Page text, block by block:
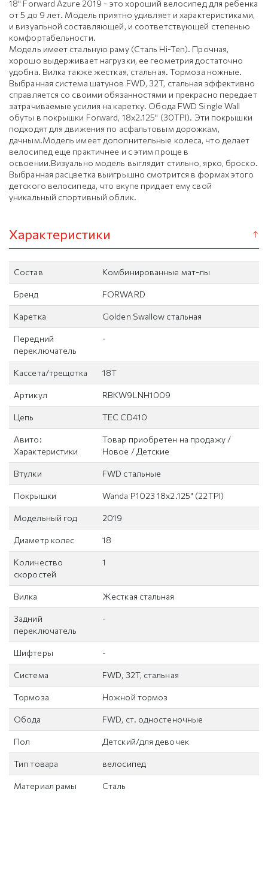
18" Forward Azure 2019 - это хороший велосипед для ребенка
от 5 до 9 лет. Модель приятно удивляет и характеристиками,
и визуальной составляющей, и соответствующей степенью
комфортабельности.
Модель имеет стальную раму (Сталь Hi-Ten). Прочная,
хорошо выдерживает нагрузки, ее геометрия достаточно
удобна. Вилка также жесткая, стальная. Тормоза ножные.
Выбранная система шатунов FWD, 32T, стальная эффективно
справляется со своими обязанностями и прекрасно передает
затрачиваемые усилия на каретку. Обода FWD Single Wall
обуты в покрышки Forward, 18x2.125" (30TPI). Эти покрышки
подходят для движения по асфальтовым дорожкам,
дачным.Модель имеет дополнительные колеса, что делает
велосипед еще практичнее и с этим проще в
освоении.Визуально модель выглядит стильно, ярко, броско.
Выбранная расцветка выигрышно смотрится в формах этого
детского велосипеда, что вкупе придает ему свой
уникальный спортивный облик.
Характеристики
Состав Комбинированные мат-лы
Бренд FORWARD
Каретка Golden Swallow стальная
Передний
переключатель
-
Кассета/трещотка 18T
Артикул RBKW9LNH1009
Цепь TEC CD410
Авито:
Характеристики
Товар приобретен на продажу /
Новое / Детские
Втулки FWD стальные
Покрышки Wanda P1023 18x2.125" (22TPI)
Модельный год 2019
Диаметр колес 18
Количество
скоростей
1
Вилка Жесткая стальная
Задний
переключатель
-
Шифтеры -
Система FWD, 32T, cтальная
Тормоза Ножной тормоз
Обода FWD, ст. одностеночные
Пол Детский/для девочек
Тип товара велосипед
Материал рамы Сталь